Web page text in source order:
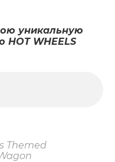
уникальную
HOT WHEELS
Themed